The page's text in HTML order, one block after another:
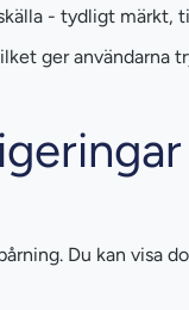
- tydligt märkt,
ger användarna
Du kan visa